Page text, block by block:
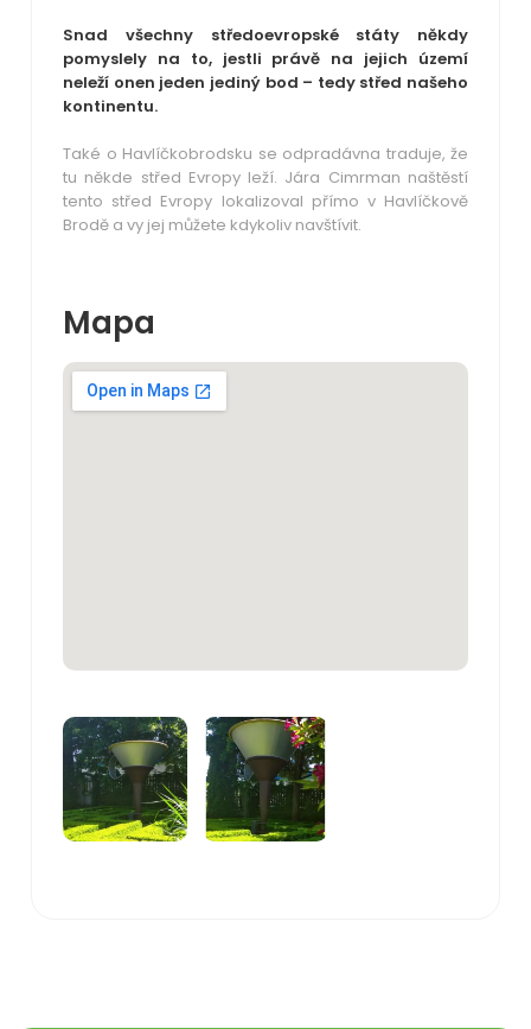
Snad všechny středoevropské státy někdy
pomyslely na to, jestli právě na jejich území
neleží onen jeden jediný bod – tedy střed našeho
kontinentu.
Také o Havlíčkobrodsku se odpradávna traduje, že
tu někde střed Evropy leží. Jára Cimrman naštěstí
tento střed Evropy lokalizoval přímo v Havlíčkově
Brodě a vy jej můžete kdykoliv navštívit.
Mapa